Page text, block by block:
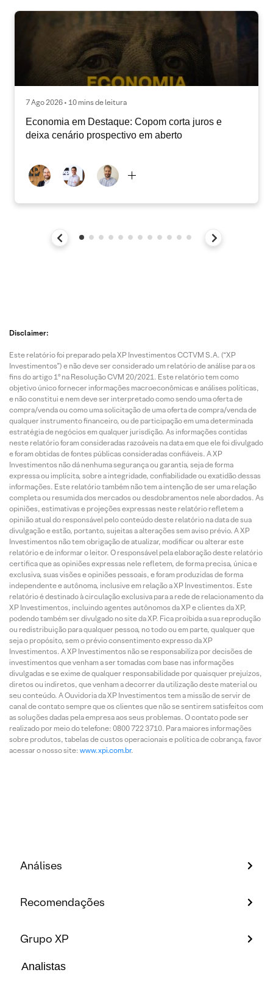
7 Ago 2026 • 10 mins de leitura
Economia em Destaque: Copom corta juros e
deixa cenário prospectivo em aberto
Disclaimer:
Este relatório foi preparado pela XP Investimentos CCTVM S.A. (“XP
Investimentos”) e não deve ser considerado um relatório de análise para os
fins do artigo 1º na Resolução CVM 20/2021. Este relatório tem como
objetivo único fornecer informações macroeconômicas e análises políticas,
e não constitui e nem deve ser interpretado como sendo uma oferta de
compra/venda ou como uma solicitação de uma oferta de compra/venda de
qualquer instrumento financeiro, ou de participação em uma determinada
estratégia de negócios em qualquer jurisdição. As informações contidas
neste relatório foram consideradas razoáveis na data em que ele foi divulgado
e foram obtidas de fontes públicas consideradas confiáveis. A XP
Investimentos não dá nenhuma segurança ou garantia, seja de forma
expressa ou implícita, sobre a integridade, confiabilidade ou exatidão dessas
informações. Este relatório também não tem a intenção de ser uma relação
completa ou resumida dos mercados ou desdobramentos nele abordados. As
opiniões, estimativas e projeções expressas neste relatório refletem a
opinião atual do responsável pelo conteúdo deste relatório na data de sua
divulgação e estão, portanto, sujeitas a alterações sem aviso prévio. A XP
Investimentos não tem obrigação de atualizar, modificar ou alterar este
relatório e de informar o leitor. O responsável pela elaboração deste relatório
certifica que as opiniões expressas nele refletem, de forma precisa, única e
exclusiva, suas visões e opiniões pessoais, e foram produzidas de forma
independente e autônoma, inclusive em relação a XP Investimentos. Este
relatório é destinado à circulação exclusiva para a rede de relacionamento da
XP Investimentos, incluindo agentes autônomos da XP e clientes da XP,
podendo também ser divulgado no site da XP. Fica proibida a sua reprodução
ou redistribuição para qualquer pessoa, no todo ou em parte, qualquer que
seja o propósito, sem o prévio consentimento expresso da XP
Investimentos. A XP Investimentos não se responsabiliza por decisões de
investimentos que venham a ser tomadas com base nas informações
divulgadas e se exime de qualquer responsabilidade por quaisquer prejuízos,
diretos ou indiretos, que venham a decorrer da utilização deste material ou
seu conteúdo. A Ouvidoria da XP Investimentos tem a missão de servir de
canal de contato sempre que os clientes que não se sentirem satisfeitos com
as soluções dadas pela empresa aos seus problemas. O contato pode ser
realizado por meio do telefone: 0800 722 3710. Para maiores informações
sobre produtos, tabelas de custos operacionais e política de cobrança, favor
acessar o nosso site: www.xpi.com.br.
Análises
Recomendações
Grupo XP
Analistas